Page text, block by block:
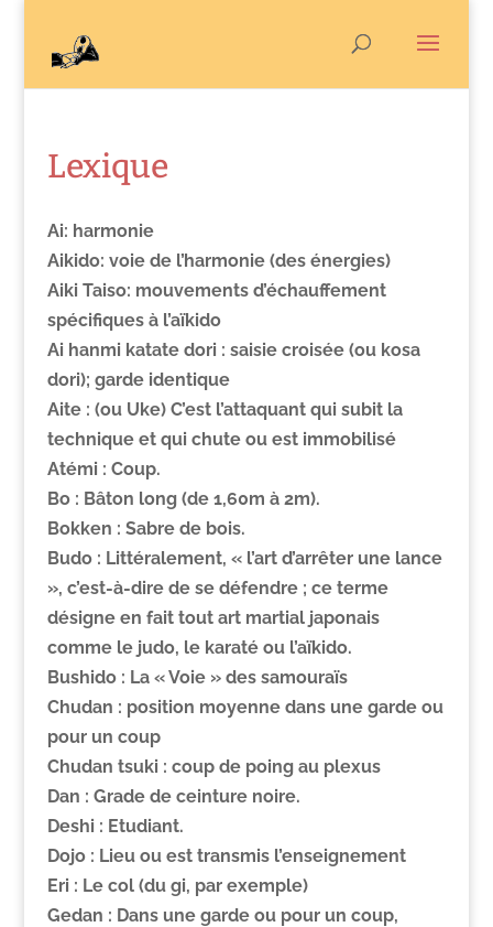
Lexique
Ai: harmonie
Aikido: voie de l’harmonie (des énergies)
Aiki Taiso: mouvements d’échauffement
spécifiques à l’aïkido
Ai hanmi katate dori : saisie croisée (ou kosa
dori); garde identique
Aite : (ou Uke) C’est l’attaquant qui subit la
technique et qui chute ou est immobilisé
Atémi : Coup.
Bo: Bâton long (de 1,60m à 2m).
Bokken : Sabre de bois.
Budo: Littéralement, « l’art d’arrêter une lance
», c’est-à-dire de se défendre ; ce terme
désigne en fait tout art martial japonais
comme le judo, le karaté ou l’aïkido.
Bushido: La « Voie » des samouraïs
Chudan : position moyenne dans une garde ou
pour un coup
Chudan tsuki : coup de poing au plexus
Dan : Grade de ceinture noire.
Deshi : Etudiant.
Dojo : Lieu ou est transmis l’enseignement
Eri : Le col (du gi, par exemple)
Gedan : Dans une garde ou pour un coup,